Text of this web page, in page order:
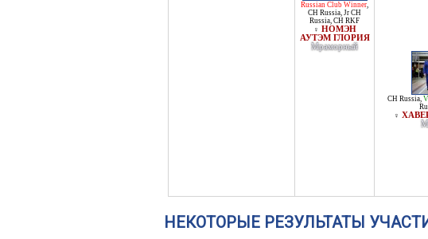
Russian Club Winner,
CH Russia, Jr CH
Russia, CH RKF
♀ НОМЭН
АУТЭМ ГЛОРИЯ
Мраморный
CH Russia,
♀
НЕКОТОРЫЕ РЕЗУЛЬТАТЫ